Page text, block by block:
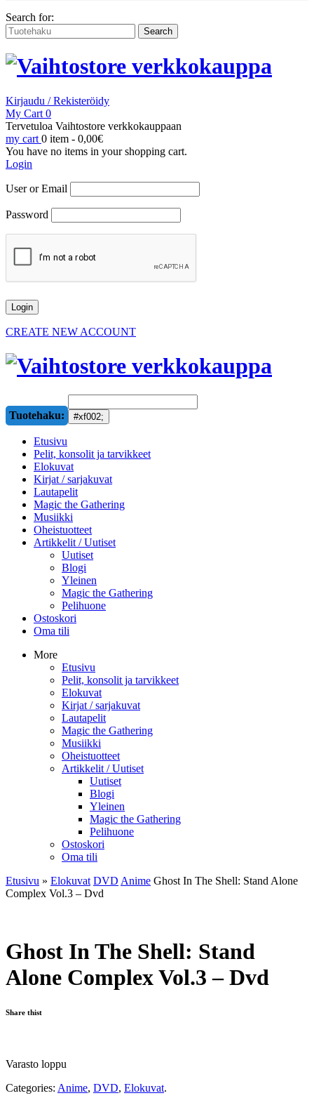
Search for:
Kirjaudu / Rekisteröidy
My Cart 0
Tervetuloa Vaihtostore verkkokauppaan
my cart 0 item - 0,00€
You have no items in your shopping cart.
Login
User or Email
Password
CREATE NEW ACCOUNT
Tuotehaku:
Etusivu
Pelit, konsolit ja tarvikkeet
Elokuvat
Kirjat / sarjakuvat
Lautapelit
Magic the Gathering
Musiikki
Oheistuotteet
Artikkelit / Uutiset
Uutiset
Blogi
Yleinen
Magic the Gathering
Pelihuone
Ostoskori
Oma tili
More
Etusivu
Pelit, konsolit ja tarvikkeet
Elokuvat
Kirjat / sarjakuvat
Lautapelit
Magic the Gathering
Musiikki
Oheistuotteet
Artikkelit / Uutiset
Uutiset
Blogi
Yleinen
Magic the Gathering
Pelihuone
Ostoskori
Oma tili
Etusivu » Elokuvat DVD Anime Ghost In The Shell: Stand Alone
Complex Vol.3 – Dvd
Ghost In The Shell: Stand
Alone Complex Vol.3 – Dvd
Share thist
Varasto loppu
Categories: Anime, DVD, Elokuvat.